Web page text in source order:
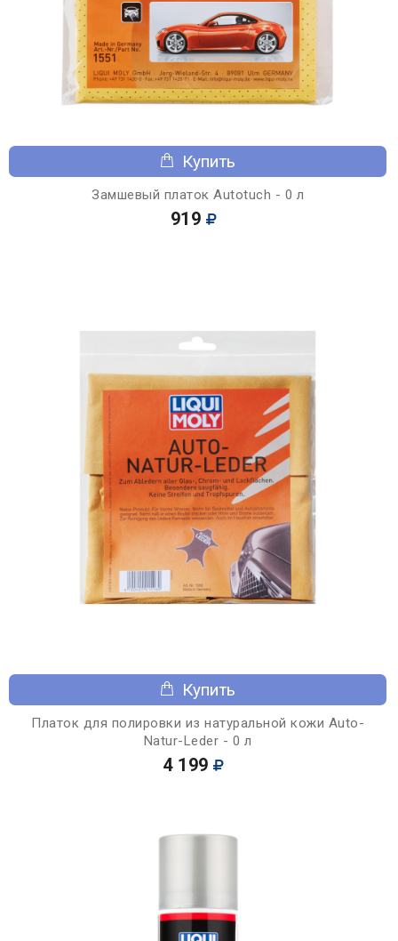
Купить
Замшевый платок Autotuch - 0 л
919
Купить
Платок для полировки из натуральной кожи Auto-
Natur-Leder - 0 л
4 199